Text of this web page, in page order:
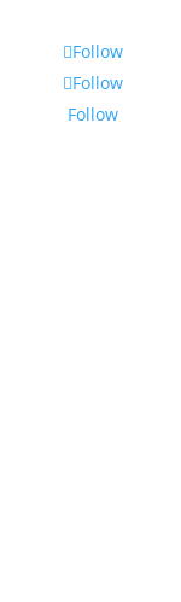
Follow
Follow
Follow